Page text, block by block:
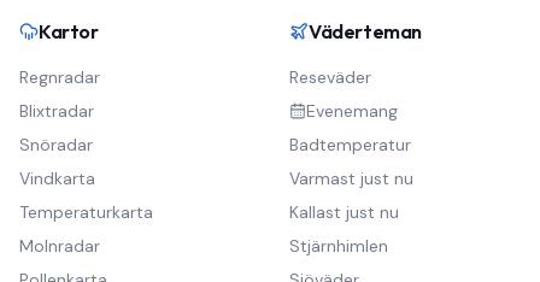
Kartor
Regnradar
Blixtradar
Snöradar
Vindkarta
Temperaturkarta
Molnradar
Väderteman
Reseväder
Evenemang
Badtemperatur
Varmast just nu
Kallast just nu
Stjärnhimlen